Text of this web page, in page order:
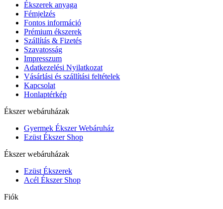
Ékszerek anyaga
Fémjelzés
Fontos információ
Prémium ékszerek
Szállítás & Fizetés
Szavatosság
Impresszum
Adatkezelési Nyilatkozat
Vásárlási és szállítási feltételek
Kapcsolat
Honlaptérkép
Ékszer webáruházak
Gyermek Ékszer Webáruház
Ezüst Ékszer Shop
Ékszer webáruházak
Ezüst Ékszerek
Acél Ékszer Shop
Fiók